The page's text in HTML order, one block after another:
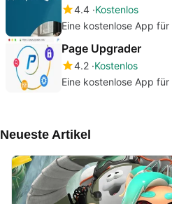
4.4 Kostenlos
Eine kostenlose App
Page Upgrader
4.2 Kostenlos
Eine kostenlose App
Neueste Artikel